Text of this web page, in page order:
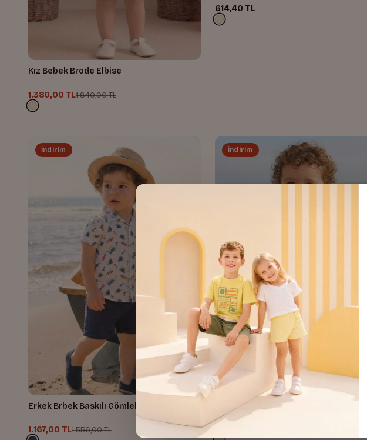
Kız Bebek Brode Elbise
1.380,00 TL1.840,00 TL
614,40 TL
İndirim
Erkek Brbek Baskılı Gömlek ve Şort Takım
1.167,00 TL1.556,00 TL
İndirim
Erkek Bebek Nakışlı T-shirt